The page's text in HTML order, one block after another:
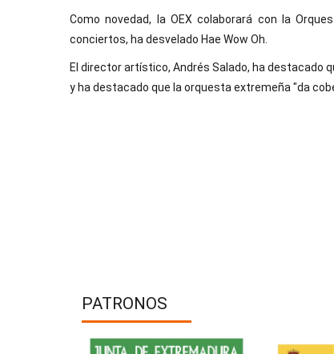
Como novedad, la OEX colaborará con la
conciertos, ha desvelado Hae Wow Oh.
El director artístico, Andrés Salado, ha destacado
y ha destacado que la orquesta extremeña "da
PATRONOS